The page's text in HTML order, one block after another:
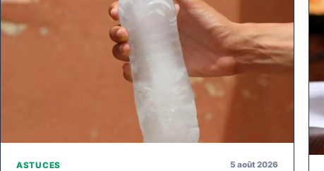
ASTUCES 5 août 2026